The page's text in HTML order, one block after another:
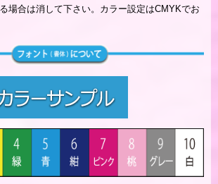
場合は消して下さい。カラー設定はCMYKでお